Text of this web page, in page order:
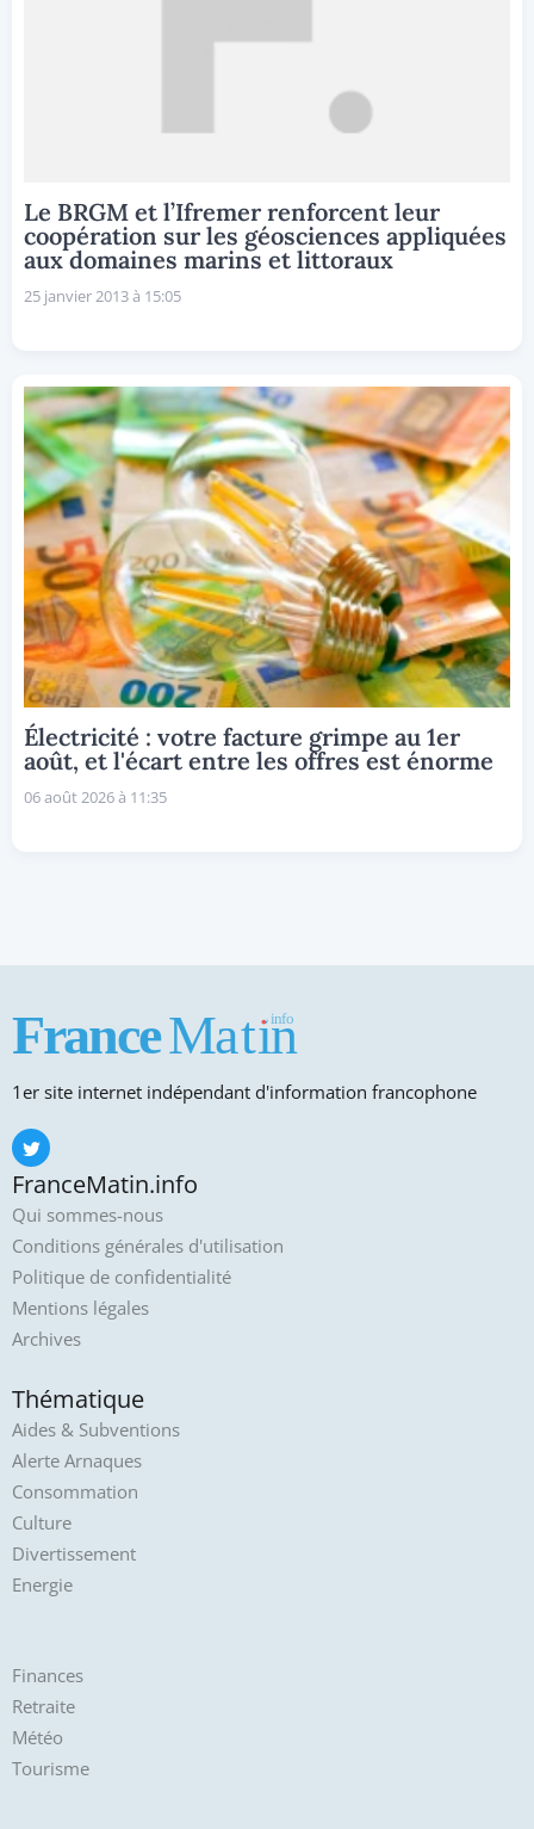
Le BRGM et l’Ifremer renforcent leur
coopération sur les géosciences appliquées
aux domaines marins et littoraux
25 janvier 2013 à 15:05
Électricité : votre facture grimpe au 1er
août, et l'écart entre les offres est énorme
06 août 2026 à 11:35
1er site internet indépendant d'information francophone
FranceMatin.info
Qui sommes-nous
Conditions générales d'utilisation
Politique de confidentialité
Mentions légales
Archives
Thématique
Aides & Subventions
Alerte Arnaques
Consommation
Culture
Divertissement
Energie
Finances
Retraite
Météo
Tourisme